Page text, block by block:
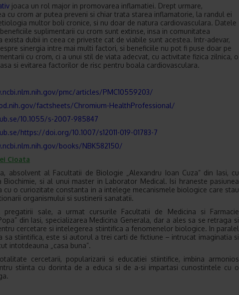
joaca un rol major in promovarea inflamatiei. Drept urmare,
cu crom ar putea preveni si chiar trata starea inflamatorie, la randul ei
multor boli cronice, si nu doar de natura cardiovasculara. Datele
suplimentarii cu crom sunt extinse, insa in comunitatea
exista dubii in ceea ce priveste cat de viabile sunt acestea. Intr-adevar,
sinergia intre mai multi factori, si beneficiile nu pot fi puse doar pe
cu crom, ci a unui stil de viata adecvat, cu activitate fizica zilnica, o
si evitarea factorilor de risc pentru boala cardiovasculara.
pmc/articles/PMC10559203/
factsheets/Chromium-HealthProfessional/
10.1055/s-2007-985847
https://doi.org/10.1007/s12011-019-01783-7
books/NBK582150/
Cioata
absolvent al Facultatii de Biologie „Alexandru Ioan Cuza” din Iasi, cu
Biochimie, si al unui master in Laborator Medical. Isi hraneste pasiunea
cu o curiozitate constanta in a intelege mecanismele biologice care stau
organismului si sustinerii sanatatii.
pregatirii sale, a urmat cursurile Facultatii de Medicina si Farmacie
din Iasi, specializarea Medicina Generala, dar a ales sa se retraga si
cercetare si intelegerea stiintifica a fenomenelor biologice. In paralel
sa stiintifica, este si autorul a trei carti de fictiune – intrucat imaginatia si
intotdeauna „casa buna”.
cercetarii, popularizarii si educatiei stiintifice, imbina armonios
stiinta cu dorinta de a educa si de a-si impartasi cunostintele cu o